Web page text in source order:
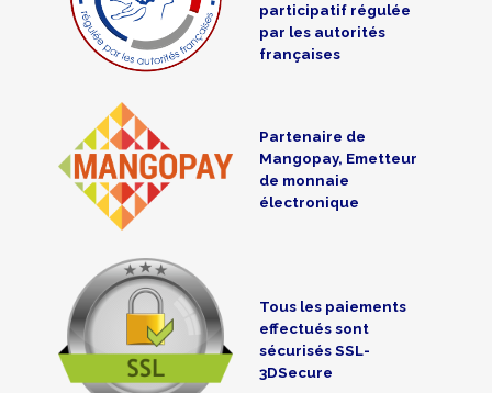
participatif régulée
par les autorités
françaises
Partenaire de
Mangopay, Emetteur
de monnaie
électronique
Tous les paiements
effectués sont
sécurisés SSL-
3DSecure